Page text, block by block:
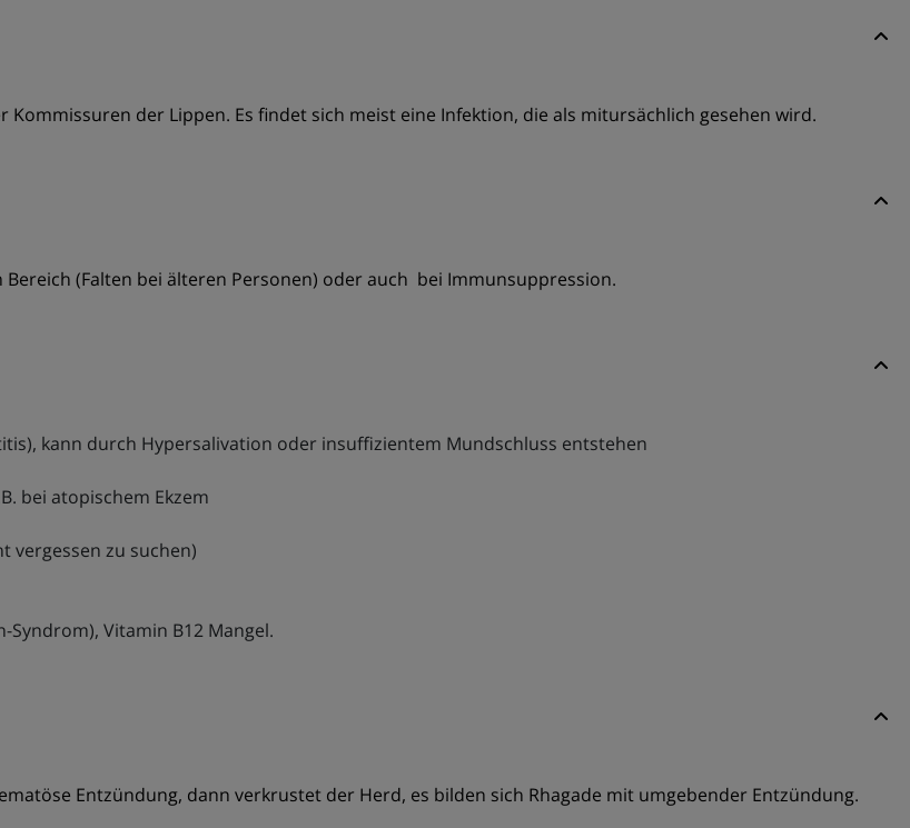
der Lippen. Es findet sich meist eine Infektion, die als mitursächlich gesehen wird.
(Falten bei älteren Personen) oder auch bei Immunsuppression.
kann durch Hypersalivation oder insuffizientem Mundschluss entstehen
bei atopischem Ekzem
vergessen zu suchen)
Vitamin B12 Mangel.
Entzündung, dann verkrustet der Herd, es bilden sich Rhagade mit umgebender Entzündung.